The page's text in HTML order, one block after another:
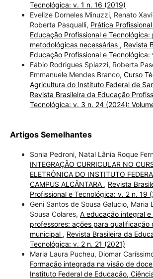
Tecnológica: v. 1 n. 16 (2019)
Evelize Dorneles Minuzzi, Renato
Roberta Pasqualli, Prática
Educação Profissional e
metodológicas necessárias , Revista
Educação Profissional e
Fábio Rodrigues Spiazzi, Roberta
Emmanuele Mendes Branco, Curso
Agricultura do Instituto Federal de
Revista Brasileira da Educação
Tecnológica: v. 3 n. 24 (2024):
Artigos Semelhantes
Sonia Pedroni, Natal Lânia Roque
INTEGRAÇÃO CURRICULAR NO
ELETRÔNICA DO INSTITUTO
CAMPUS ALCÂNTARA , Revista
Profissional e Tecnológica: v. 2 n. 19
Geni Santos de Sousa Galucio, Maria
Sousa Colares, A educação integral
professores: ações para qualificação
municipal , Revista Brasileira da
Tecnológica: v. 2 n. 21 (2021)
Maria Laura Pucheu, Diomar
Formação integrada na visão de
Instituto Federal de Educação,